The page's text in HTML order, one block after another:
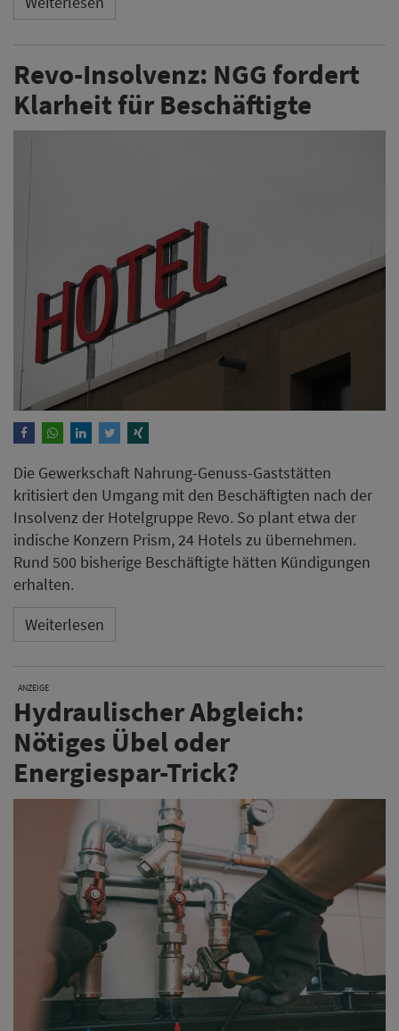
Revo-Insolvenz: NGG fordert
Klarheit für Beschäftigte
Die Gewerkschaft Nahrung-Genuss-Gaststätten
kritisiert den Umgang mit den Beschäftigten nach der
Insolvenz der Hotelgruppe Revo. So plant etwa der
indische Konzern Prism, 24 Hotels zu übernehmen.
Rund 500 bisherige Beschäftigte hätten Kündigungen
erhalten.
Weiterlesen
ANZEIGE
Hydraulischer Abgleich:
Nötiges Übel oder
Energiespar-Trick?